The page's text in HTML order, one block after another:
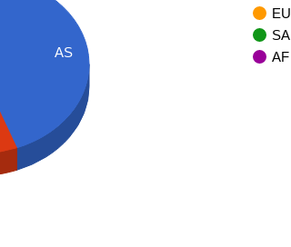
EU
SA
AF
AS